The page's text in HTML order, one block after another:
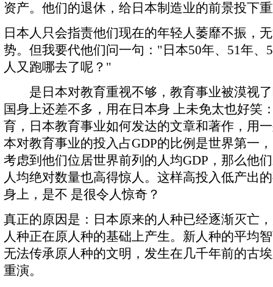
资产。他们的退休，给日本制造业的前景投下
日本人只会指责他们现在的年轻人萎靡不振，
势。但我要代他们问一句："日本50年、51年
人又跑哪去了呢？"
是日本对教育重视不够，教育事业被漠视了
国身上还差不多，用在日本身 上未免太也好笑
育，日本教育事业如何发达的文章和著作，用
本对教育事业的投入占GDP的比例是世界第一
考虑到他们位居世界前列的人均GDP，那么他
人均绝对数量也高得惊人。这样高投入低产出
身上，是不 是很令人惊奇？
真正的原因是：日本原来的人种已经逐渐灭亡
人种正在原人种的基础上产生。新人种的平均
无法传承原人种的文明，发生在几千年前的古
重演。